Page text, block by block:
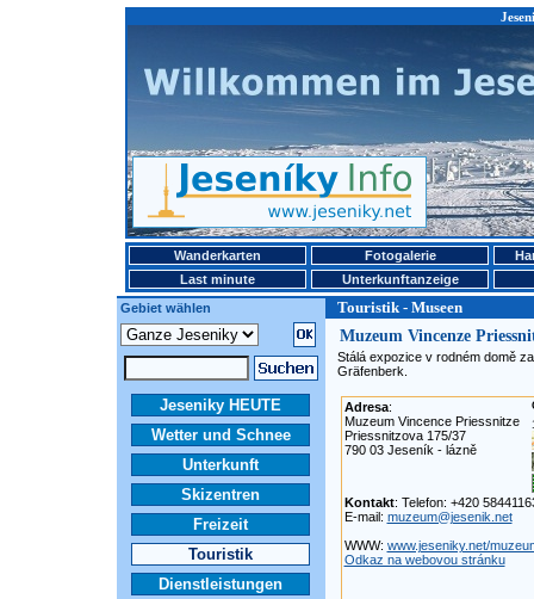
Wanderkarten Fotogalerie
Last minute
Unterkunftanzeige
Gebiet wählen
Touristik - Museen
Jeseniky HEUTE
Wetter und Schnee
Unterkunft
Skizentren
Freizeit
Touristik
Dienstleistungen
Muzeum Vincenze
Stálá expozice v rodném domě
Gräfenberk.
Adresa:
Muzeum Vincence Priessnitze
Priessnitzova 175/37
790 03 Jeseník - lázně
Kontakt: Telefon: +420
E-mail: muzeum@jesenik.net
WWW: www.jeseniky.net/
Odkaz na webovou stránku